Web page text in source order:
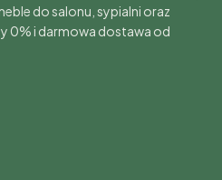
do salonu, sypialni oraz
0% i darmowa dostawa od